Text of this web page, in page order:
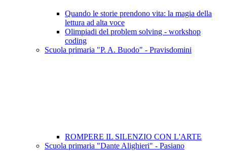
Quando le storie prendono vita: la magia della
lettura ad alta voce
Olimpiadi del problem solving - workshop
coding
Scuola primaria "P. A. Buodo" - Pravisdomini
ROMPERE IL SILENZIO CON L'ARTE
Scuola primaria "Dante Alighieri" - Pasiano